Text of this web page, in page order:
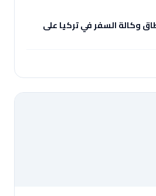
وكالة السفر في تركيا على